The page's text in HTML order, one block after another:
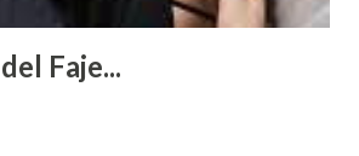
Faje...